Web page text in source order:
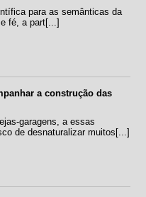
para as semânticas da
fé, a part[...]
a construção das
garagens, a essas
de desnaturalizar muitos[...]